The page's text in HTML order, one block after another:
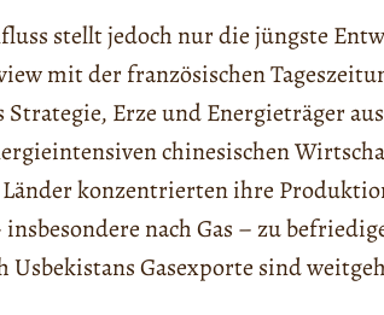
stellt jedoch nur die jüngste
mit der französischen
Strategie, Erze und Energieträger
chinesischen
konzentrierten ihre
nach Gas – zu
Usbekistans Gasexporte sind